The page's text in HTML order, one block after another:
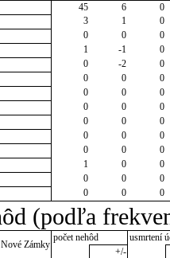
45 6
0
3 1
0
0 0
0
1 -1
0
0 -2
0
0 0
0
0 0
0
0 0
0
0 0
0
0 0
0
0 0
0
1 0
0
0 0
0
0 0 0
(podľa
Nové Zámky
počet nehôd
usmrtení
+/-